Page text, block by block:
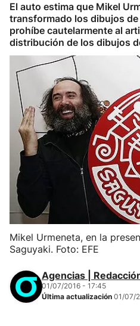
El auto estima que Mikel
transformado los dibujos
prohíbe cautelarmente al
distribución de los dibujos
Mikel Urmeneta, en la
Saguyaki. Foto: EFE
Agencias |
01/07/2016 - 17:45
Última actualización 01/07/